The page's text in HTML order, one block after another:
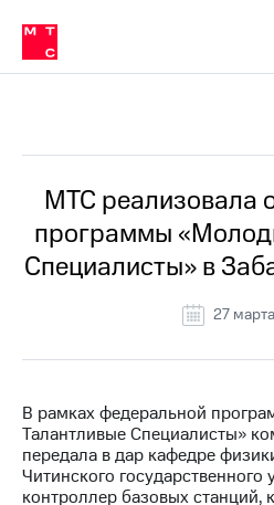
Медиа-центр
и акционерам
Устойчивое развитие
Комплаенс и деловая этика
компании
Карьера
История
компании
Руководство
информация
Контакты
Медиа-центр
Пресс-
релизы
в МТС
Пресс-
релизы
МТС
о технологиях
МТС реализовала
программы
Специалисты» в
27
В рамках федеральной
Талантливые Специалисты»
передала в дар кафедре
Читинского государственного
контроллер базовых станций,